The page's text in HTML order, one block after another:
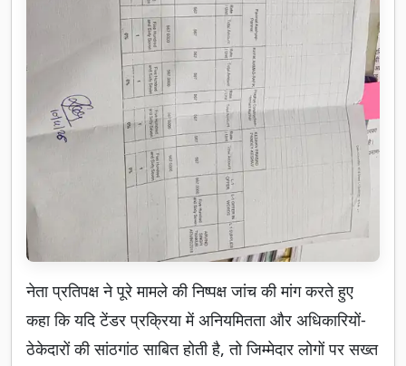
नेता प्रतिपक्ष ने पूरे मामले की निष्पक्ष जांच की मांग करते हुए
कहा कि यदि टेंडर प्रक्रिया में अनियमितता और अधिकारियों-
ठेकेदारों की सांठगांठ साबित होती है, तो जिम्मेदार लोगों पर सख्त